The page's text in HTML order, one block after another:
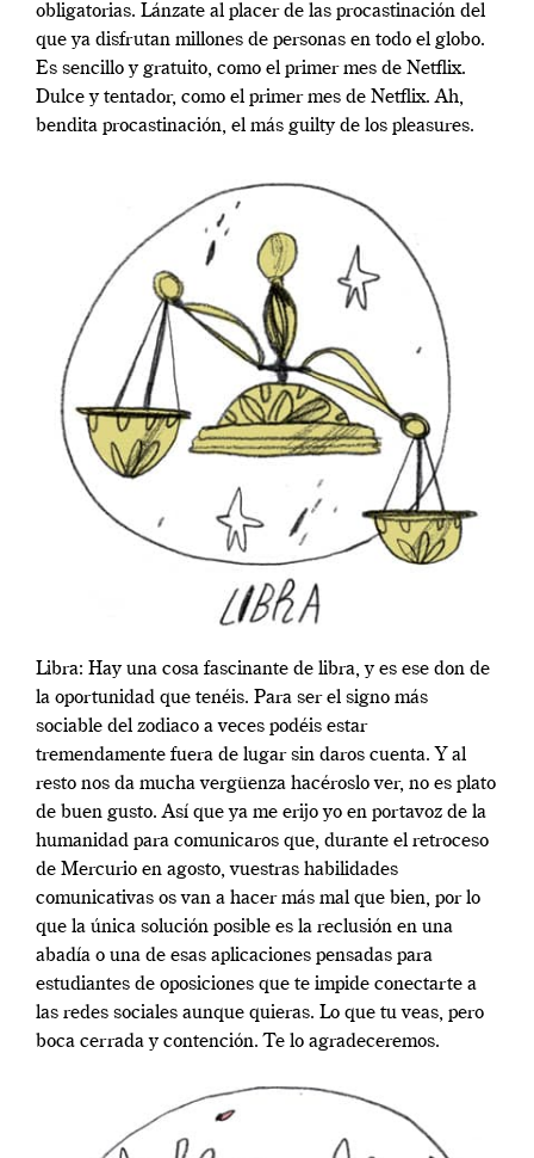
obligatorias. Lánzate al placer de las procastinación del
que ya disfrutan millones de personas en todo el globo.
Es sencillo y gratuito, como el primer mes de Netflix.
Dulce y tentador, como el primer mes de Netflix. Ah,
bendita procastinación, el más guilty de los pleasures.
Libra: Hay una cosa fascinante de libra, y es ese don de
la oportunidad que tenéis. Para ser el signo más
sociable del zodiaco a veces podéis estar
tremendamente fuera de lugar sin daros cuenta. Y al
resto nos da mucha vergüenza hacéroslo ver, no es plato
de buen gusto. Así que ya me erijo yo en portavoz de la
humanidad para comunicaros que, durante el retroceso
de Mercurio en agosto, vuestras habilidades
comunicativas os van a hacer más mal que bien, por lo
que la única solución posible es la reclusión en una
abadía o una de esas aplicaciones pensadas para
estudiantes de oposiciones que te impide conectarte a
las redes sociales aunque quieras. Lo que tu veas, pero
boca cerrada y contención. Te lo agradeceremos.